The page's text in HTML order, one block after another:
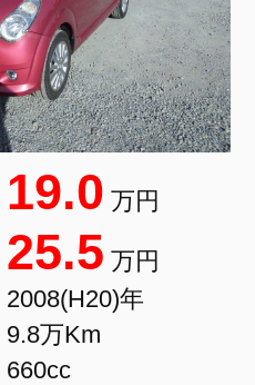
19.0 万円
25.5 万円
2008(H20)年
9.8万Km
660cc